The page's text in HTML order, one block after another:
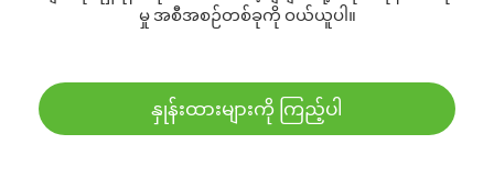
မှု အစီအစဉ်တစ်ခုကို ဝယ်ယူပါ။
နှုန်းထားများကို ကြည့်ပါ